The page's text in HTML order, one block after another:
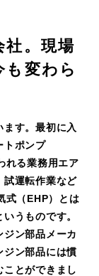
社。現場
変わら
す。最初に入
トポンプ
れる業務用エア
試運転作業など
式（EHP）とは
うものです。
ジン部品メーカ
ジン部品には慣
とができまし